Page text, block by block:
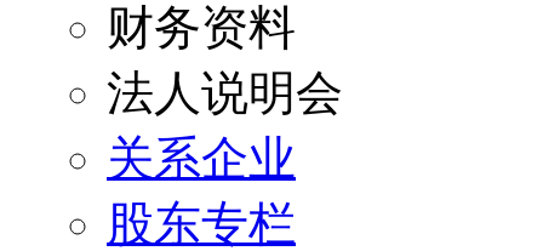
财务资料
法人说明会
关系企业
股东专栏